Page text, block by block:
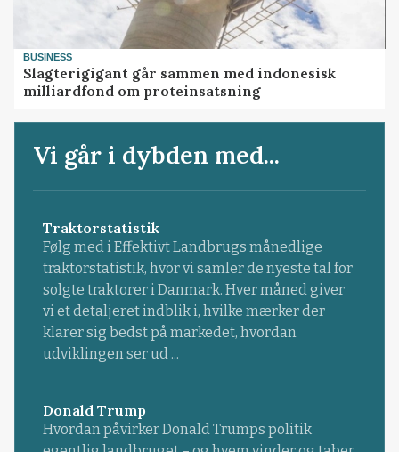
BUSINESS
Slagterigigant går sammen med indonesisk
milliardfond om proteinsatsning
Vi går i dybden med...
Traktorstatistik
Følg med i Effektivt Landbrugs månedlige
traktorstatistik, hvor vi samler de nyeste tal for
solgte traktorer i Danmark. Hver måned giver
vi et detaljeret indblik i, hvilke mærker der
klarer sig bedst på markedet, hvordan
udviklingen ser ud ...
Donald Trump
Hvordan påvirker Donald Trumps politik